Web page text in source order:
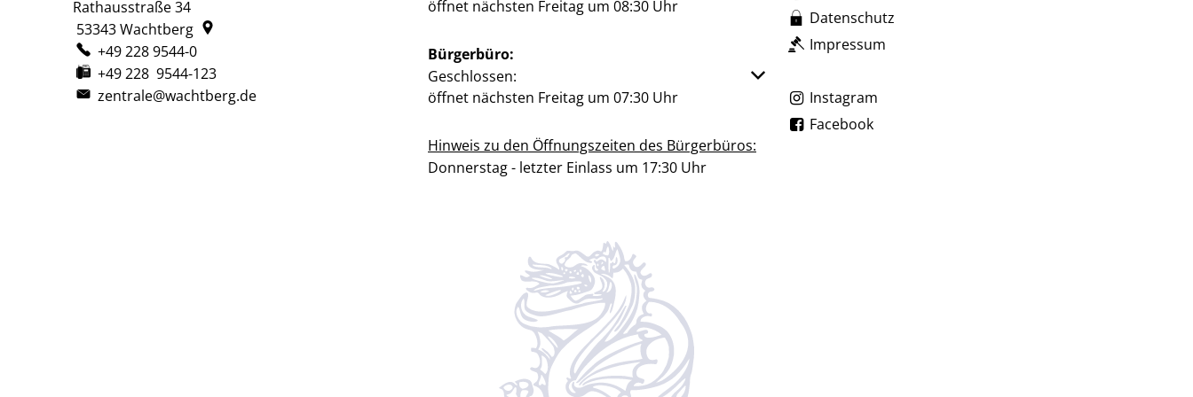
Rathausstraße 34
53343Wachtberg
+49 228 9544-0
+49 228 9544-123
zentrale@wachtberg.de
öffnet nächsten Freitag um 08:30 Uhr
Bürgerbüro:
Klicken, um weitere Öffnungs- oder Schließzeiten auszublenden
Geschlossen:
öffnet nächsten Freitag um 07:30 Uhr
Hinweis zu den Öffnungszeiten des Bürgerbüros:
Donnerstag - letzter Einlass um 17:30 Uhr
Datenschutz
Impressum
Instagram
Facebook